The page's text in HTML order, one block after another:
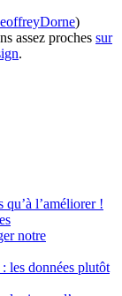
)
assez proches sur
.
l’améliorer !
notre
les données plutôt